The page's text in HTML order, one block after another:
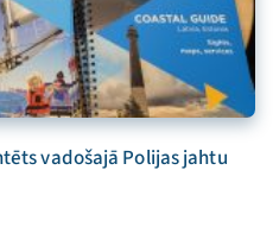
vadošajā Polijas jahtu